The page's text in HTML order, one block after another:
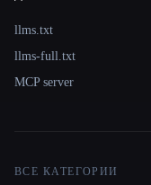
llms.txt
llms-full.txt
MCP server
ВСЕ КАТЕГОРИИ